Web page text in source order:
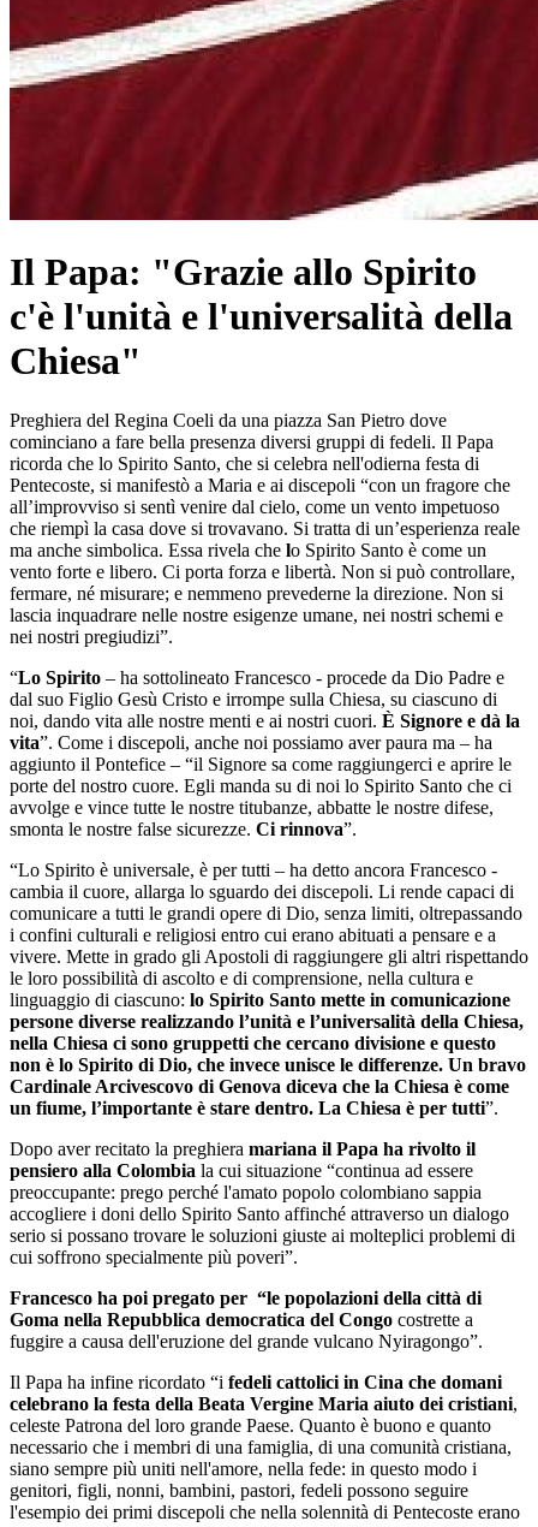
Il Papa: "Grazie allo Spirito
c'è l'unità e l'universalità della
Chiesa"
Preghiera del Regina Coeli da una piazza San Pietro dove
cominciano a fare bella presenza diversi gruppi di fedeli. Il Papa
ricorda che lo Spirito Santo, che si celebra nell'odierna festa di
Pentecoste, si manifestò a Maria e ai discepoli “con un fragore che
all’improvviso si sentì venire dal cielo, come un vento impetuoso
che riempì la casa dove si trovavano. Si tratta di un’esperienza reale
ma anche simbolica. Essa rivela che lo Spirito Santo è come un
vento forte e libero. Ci porta forza e libertà. Non si può controllare,
fermare, né misurare; e nemmeno prevederne la direzione. Non si
lascia inquadrare nelle nostre esigenze umane, nei nostri schemi e
nei nostri pregiudizi”.
“Lo Spirito – ha sottolineato Francesco - procede da Dio Padre e
dal suo Figlio Gesù Cristo e irrompe sulla Chiesa, su ciascuno di
noi, dando vita alle nostre menti e ai nostri cuori. È Signore e dà la
vita”. Come i discepoli, anche noi possiamo aver paura ma – ha
aggiunto il Pontefice – “il Signore sa come raggiungerci e aprire le
porte del nostro cuore. Egli manda su di noi lo Spirito Santo che ci
avvolge e vince tutte le nostre titubanze, abbatte le nostre difese,
smonta le nostre false sicurezze. Ci rinnova”.
“Lo Spirito è universale, è per tutti – ha detto ancora Francesco -
cambia il cuore, allarga lo sguardo dei discepoli. Li rende capaci di
comunicare a tutti le grandi opere di Dio, senza limiti, oltrepassando
i confini culturali e religiosi entro cui erano abituati a pensare e a
vivere. Mette in grado gli Apostoli di raggiungere gli altri rispettando
le loro possibilità di ascolto e di comprensione, nella cultura e
linguaggio di ciascuno: lo Spirito Santo mette in comunicazione
persone diverse realizzando l’unità e l’universalità della Chiesa,
nella Chiesa ci sono gruppetti che cercano divisione e questo
non è lo Spirito di Dio, che invece unisce le differenze. Un bravo
Cardinale Arcivescovo di Genova diceva che la Chiesa è come
un fiume, l’importante è stare dentro. La Chiesa è per tutti”.
Dopo aver recitato la preghiera mariana il Papa ha rivolto il
pensiero alla Colombia la cui situazione “continua ad essere
preoccupante: prego perché l'amato popolo colombiano sappia
accogliere i doni dello Spirito Santo affinché attraverso un dialogo
serio si possano trovare le soluzioni giuste ai molteplici problemi di
cui soffrono specialmente più poveri”.
Francesco ha poi pregato per “le popolazioni della città di
Goma nella Repubblica democratica del Congo costrette a
fuggire a causa dell'eruzione del grande vulcano Nyiragongo”.
Il Papa ha infine ricordato “i fedeli cattolici in Cina che domani
celebrano la festa della Beata Vergine Maria aiuto dei cristiani,
celeste Patrona del loro grande Paese. Quanto è buono e quanto
necessario che i membri di una famiglia, di una comunità cristiana,
siano sempre più uniti nell'amore, nella fede: in questo modo i
genitori, figli, nonni, bambini, pastori, fedeli possono seguire
l'esempio dei primi discepoli che nella solennità di Pentecoste erano